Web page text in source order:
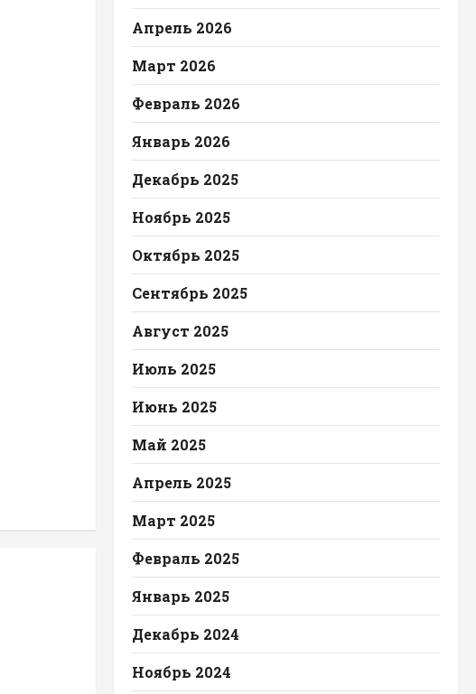
Апрель 2026
Март 2026
Февраль 2026
Январь 2026
Декабрь 2025
Ноябрь 2025
Октябрь 2025
Сентябрь 2025
Август 2025
Июль 2025
Июнь 2025
Май 2025
Апрель 2025
Март 2025
Февраль 2025
Январь 2025
Декабрь 2024
Ноябрь 2024